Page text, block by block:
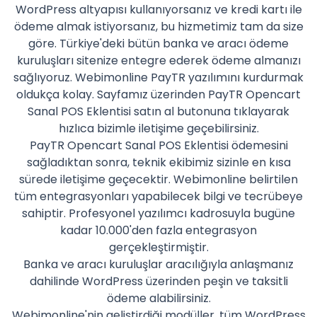
WordPress altyapısı kullanıyorsanız ve kredi kartı ile
ödeme almak istiyorsanız, bu hizmetimiz tam da size
göre. Türkiye'deki bütün banka ve aracı ödeme
kuruluşları sitenize entegre ederek ödeme almanızı
sağlıyoruz. Webimonline PayTR yazılımını kurdurmak
oldukça kolay. Sayfamız üzerinden PayTR Opencart
Sanal POS Eklentisi satın al butonuna tıklayarak
hızlıca bizimle iletişime geçebilirsiniz.
PayTR Opencart Sanal POS Eklentisi ödemesini
sağladıktan sonra, teknik ekibimiz sizinle en kısa
sürede iletişime geçecektir. Webimonline belirtilen
tüm entegrasyonları yapabilecek bilgi ve tecrübeye
sahiptir. Profesyonel yazılımcı kadrosuyla bugüne
kadar 10.000'den fazla entegrasyon
gerçekleştirmiştir.
Banka ve aracı kuruluşlar aracılığıyla anlaşmanız
dahilinde WordPress üzerinden peşin ve taksitli
ödeme alabilirsiniz.